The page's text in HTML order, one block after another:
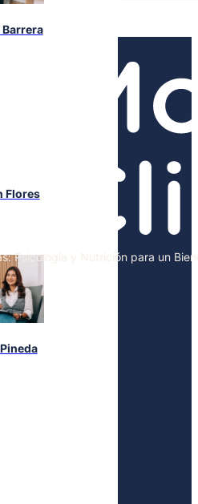
Flores
Psicología y Nutrición para un